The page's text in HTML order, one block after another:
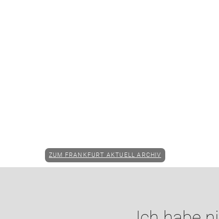
ZUM FRANKFURT AKTUELL ARCHIV